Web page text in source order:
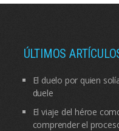
ÚLTIMOS
El duelo por quien
duele
El viaje del héroe
comprender el